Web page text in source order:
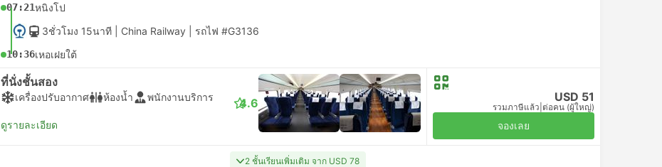
07:21หนิงโป
3ชั่วโมง 15นาที | China Railway รถไฟ #G3136
10:36เหอเฝยใต้
ที่นั่งชั้นสอง
เครื่องปรับอากาศ ห้องน้ำ พนักงานบริการ
ดูรายละเอียด
4.6 USD 51
รวมภาษีแล้ว ต่อคน (ผู้ใหญ่)
จองเลย
2 ชั้นเรียนเพิ่มเติม จาก USD 78